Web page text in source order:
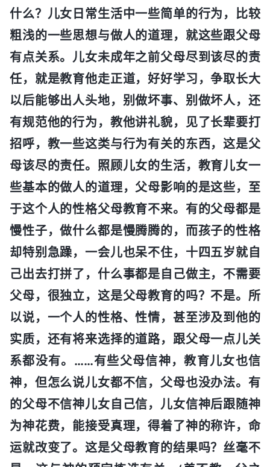
什么？儿女日常生活中一些简单的行为，比较
粗浅的一些思想与做人的道理，就这些跟父母
有点关系。儿女未成年之前父母尽到该尽的责
任，就是教育他走正道，好好学习，争取长大
以后能够出人头地，别做坏事、别做坏人，还
有规范他的行为，教他讲礼貌，见了长辈要打
招呼，教一些这类与行为有关的东西，这是父
母该尽的责任。照顾儿女的生活，教育儿女一
些基本的做人的道理，父母影响的是这些，至
于这个人的性格父母教育不来。有的父母都是
慢性子，做什么都是慢腾腾的，而孩子的性格
却特别急躁，一会儿也呆不住，十四五岁就自
己出去打拼了，什么事都是自己做主，不需要
父母，很独立，这是父母教育的吗？不是。所
以说，一个人的性格、性情，甚至涉及到他的
实质，还有将来选择的道路，跟父母一点儿关
系都没有。……有些父母信神，教育儿女也信
神，但怎么说儿女都不信，父母也没办法。有
的父母不信神儿女自己信，儿女信神后跟随神
为神花费，能接受真理，得着了神的称许，命
运就改变了。这是父母教育的结果吗？丝毫不